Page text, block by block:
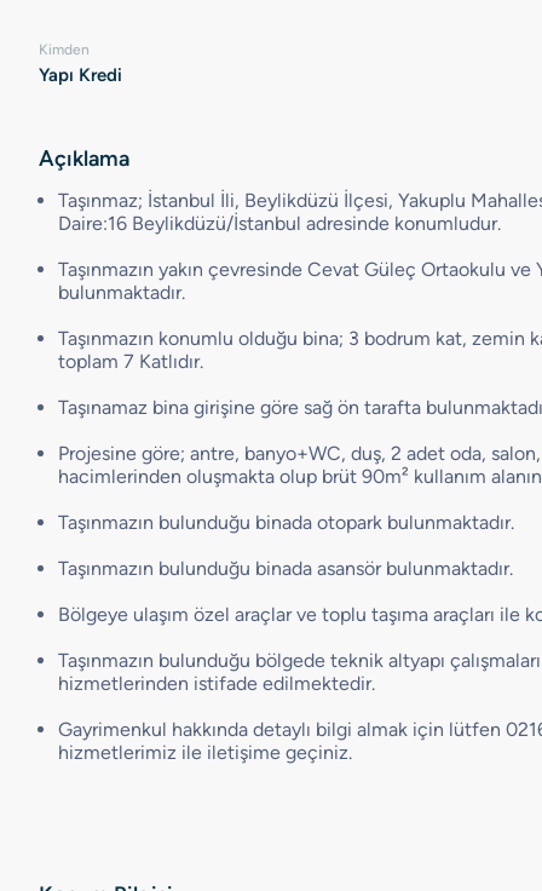
Kimden
Yapı Kredi
Açıklama
Taşınmaz; İstanbul İli, Beylikdüzü İlçesi, Yakuplu
Daire:16 Beylikdüzü/İstanbul adresinde konumludur.
Taşınmazın yakın çevresinde Cevat Güleç Ortaokulu ve
bulunmaktadır.
Taşınmazın konumlu olduğu bina; 3 bodrum kat, zemin
toplam 7 Katlıdır.
Taşınamaz bina girişine göre sağ ön tarafta
Projesine göre; antre, banyo+WC, duş, 2 adet oda,
hacimlerinden oluşmakta olup brüt 90m² kullanım
Taşınmazın bulunduğu binada otopark bulunmaktadır.
Taşınmazın bulunduğu binada asansör bulunmaktadır.
Bölgeye ulaşım özel araçlar ve toplu taşıma araçları ile
Taşınmazın bulunduğu bölgede teknik altyapı
hizmetlerinden istifade edilmektedir.
Gayrimenkul hakkında detaylı bilgi almak için lütfen
hizmetlerimiz ile iletişime geçiniz.